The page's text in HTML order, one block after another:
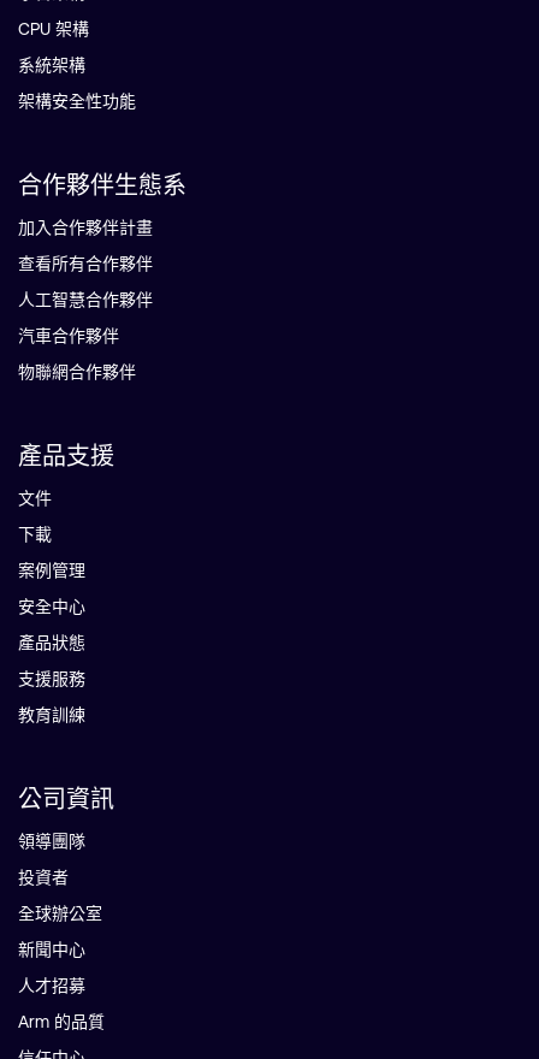
CPU 架構
系統架構
架構安全性功能
合作夥伴生態系
加入合作夥伴計畫
查看所有合作夥伴
人工智慧合作夥伴
汽車合作夥伴
物聯網合作夥伴
產品支援
文件
下載
案例管理
安全中心
產品狀態
支援服務
教育訓練
公司資訊
領導團隊
投資者
全球辦公室
新聞中心
人才招募
Arm 的品質